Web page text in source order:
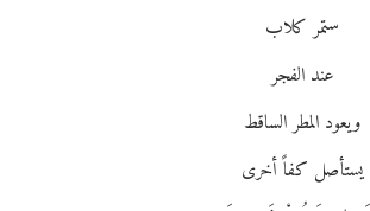
ستمر كلاب
عند الفجر
ويعود المطر الساقط
يستأصل كفاً أخرى